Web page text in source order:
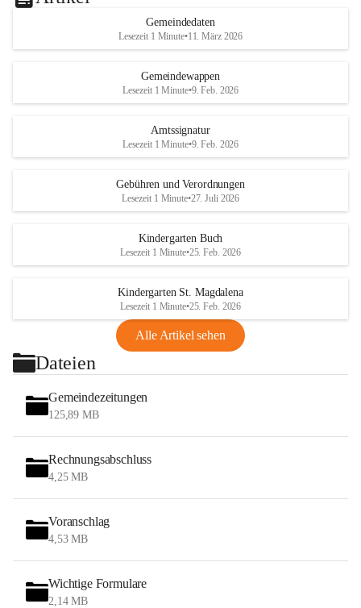
Gemeindedaten
Lesezeit 1 Minute•11. März 2026
Gemeindewappen
Lesezeit 1 Minute•9. Feb. 2026
Amtssignatur
Lesezeit 1 Minute•9. Feb. 2026
Gebühren und Verordnungen
Lesezeit 1 Minute•27. Juli 2026
Kindergarten Buch
Lesezeit 1 Minute•25. Feb. 2026
Kindergarten St. Magdalena
Lesezeit 1 Minute•25. Feb. 2026
Alle Artikel sehen
Dateien
Gemeindezeitungen
125,89 MB
Rechnungsabschluss
4,25 MB
Voranschlag
4,53 MB
Wichtige Formulare
2,14 MB